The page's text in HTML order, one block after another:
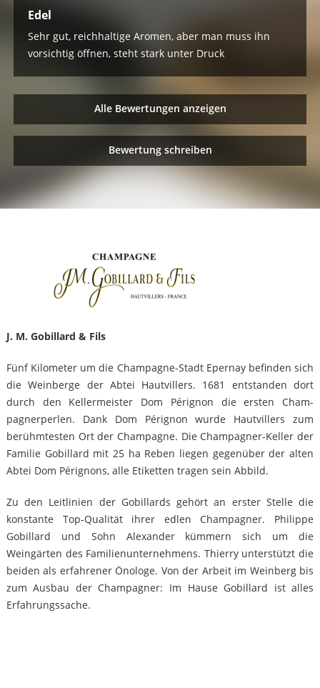
Edel
Sehr gut, reichhaltige Aromen, aber man muss ihn
vorsichtig öffnen, steht stark unter Druck
Alle Bewertungen anzeigen
Bewertung schreiben
J. M. Gobillard & Fils
Fünf Kilometer um die Champagne-Stadt Eper­nay befinden sich
die Weinberge der Abtei Hautvillers. 1681 entstanden dort
durch den Kellermeister Dom Pérignon die ersten Cham­
pagnerperlen. Dank Dom Pérignon wurde Hautvillers zum
berühmtesten Ort der Champagne. Die Champagner-Keller der
Familie Gobillard mit 25 ha Reben liegen gegenüber der alten
Abtei Dom Pérignons, alle Etiketten tragen sein Abbild.
Zu den Leitlinien der Gobillards gehört an erster Stelle die
konstante Top-Qualität ihrer edlen Champagner. Philippe
Gobillard und Sohn Alexander kümmern sich um die
Weingärten des Familien­unter­neh­mens. Thierry unterstützt die
beiden als erfahrener Önologe. Von der Arbeit im Wein­berg bis
zum Ausbau der Champagner: Im Hause Gobillard ist alles
Erfahrungssache.